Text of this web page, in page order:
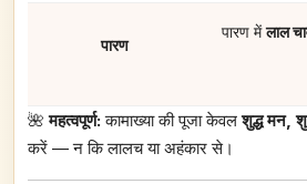
पारण
पारण मेंलाल
🌺महत्वपूर्ण:कामाख्या की पूजा केवलशुद्ध मन,
करें — न कि लालच या अहंकार से।